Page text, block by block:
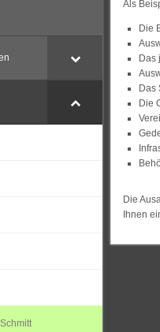
Als
Die
Das
Das
Die
Die
Ihnen